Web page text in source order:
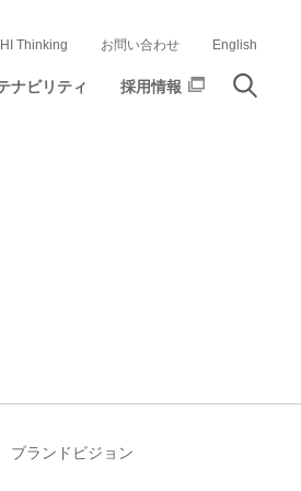
ナビリティ 採用情報
Thinking お問い合わせ English
ブランドビジョン